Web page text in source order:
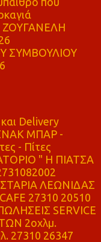
ΖΟΥΓΑΝΕΛΗ
ΣΥΜΒΟΥΛΙΟΥ
Delivery
ΜΠΑΡ -
- Πίτες
" Η ΠΙΑΤΣΑ
ΛΕΩΝΙΔΑΣ
27310 20510
SERVICE
2οχλμ.
27310 26347